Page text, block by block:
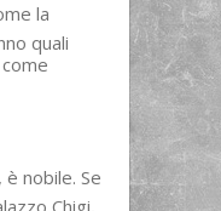
la
quali
nobile. Se
Chigi,